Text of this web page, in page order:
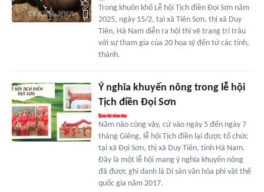
Trong khuôn khổ Lễ hội Tịch điền Đọi Sơn năm
2025, ngày 15/2, tại xã Tiên Sơn, thị xã Duy
Tiên, Hà Nam diễn ra hội thi vẽ trang trí trâu
với sự tham gia của 20 họa sỹ đến từ các tỉnh,
thành.
Ý nghĩa khuyến nông trong lễ hội
Tịch điền Đọi Sơn
Năm nào cũng vậy, cứ vào ngày 5 đến ngày 7
tháng Giêng, lễ hội Tịch điền lại được tổ chức
tại xã Đọi Sơn, thị xã Duy Tiên, tỉnh Hà Nam.
Đây là một lễ hội mang ý nghĩa khuyến nông
đã được ghi danh là Di sản văn hóa phi vật thể
quốc gia năm 2017.